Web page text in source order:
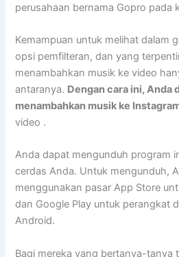
perusahaan bernama Gopro pada
Kemampuan untuk melihat dalam
opsi pemfilteran, dan yang
menambahkan musik ke video
antaranya. Dengan cara ini, Anda
menambahkan musik ke
video .
Anda dapat mengunduh program
cerdas Anda. Untuk mengunduh,
menggunakan pasar App Store
dan Google Play untuk perangkat
Android.
Bagi mereka yang bertanya-tanya